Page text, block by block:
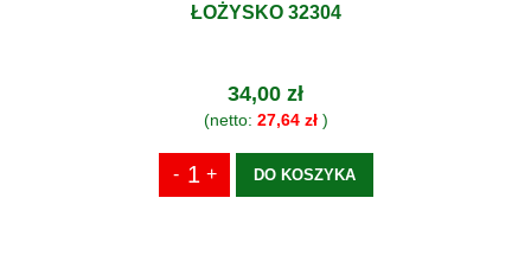
ŁOŻYSKO 32304
34,00 zł
(netto: 27,64 zł)
DO KOSZYKA